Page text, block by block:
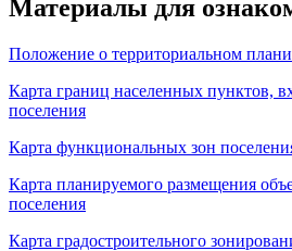
Материалы для
Положение о территориальном
Карта границ населенных пунктов,
поселения
Карта функциональных зон
Карта планируемого размещения
поселения
Карта градостроительного